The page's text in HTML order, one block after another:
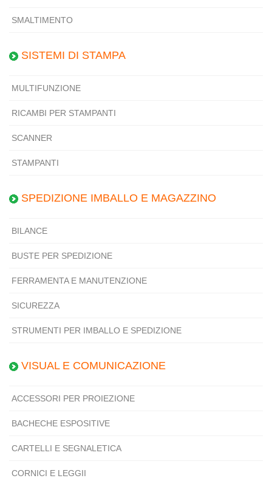
SMALTIMENTO
SISTEMI DI STAMPA
MULTIFUNZIONE
RICAMBI PER STAMPANTI
SCANNER
STAMPANTI
SPEDIZIONE IMBALLO E MAGAZZINO
BILANCE
BUSTE PER SPEDIZIONE
FERRAMENTA E MANUTENZIONE
SICUREZZA
STRUMENTI PER IMBALLO E SPEDIZIONE
VISUAL E COMUNICAZIONE
ACCESSORI PER PROIEZIONE
BACHECHE ESPOSITIVE
CARTELLI E SEGNALETICA
CORNICI E LEGGII